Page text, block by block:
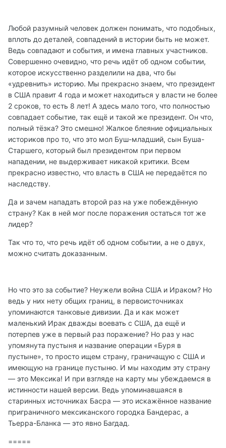
Любой разумный человек должен понимать, что подобных,
вплоть до деталей, совпадений в истории быть не может.
Ведь совпадают и события, и имена главных участников.
Совершенно очевидно, что речь идёт об одном событии,
которое искусственно разделили на два, что бы
«удревнить» историю. Мы прекрасно знаем, что президент
в США правит 4 года и может находиться у власти не более
2 сроков, то есть 8 лет! А здесь мало того, что полностью
совпадает событие, так ещё и такой же президент. Он что,
полный тёзка? Это смешно! Жалкое блеяние официальных
историков про то, что это мол Буш-младший, сын Буша-
Старшего, который был президентом при первом
нападении, не выдерживает никакой критики. Всем
прекрасно известно, что власть в США не передаётся по
наследству.
Да и зачем нападать второй раз на уже побеждённую
страну? Как в ней мог после поражения остаться тот же
лидер?
Так что то, что речь идёт об одном событии, а не о двух,
можно считать доказанным.
Но что это за событие? Неужели война США и Ираком? Но
ведь у них нету общих границ, в первоисточниках
упоминаются танковые дивизии. Да и как может
маленький Ирак дважды воевать с США, да ещё и
потерпев уже в первый раз поражение? Но раз у нас
упомянута пустыня и название операции «Буря в
пустыне», то просто ищем страну, граничащую с США и
имеющую на границе пустыню. И мы находим эту страну
— это Мексика! И при взгляде на карту мы убеждаемся в
истинности нашей версии. Ведь упоминавшаяся в
старинных источниках Басра — это искажённое название
приграничного мексиканского городка Бандерас, а
Тьерра-Бланка — это явно Багдад.
=====